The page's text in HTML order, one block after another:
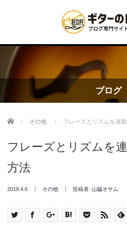
ブログ
Home その他 フレーズとリズムを連
フレーズとリズムを
方法
2018.4.6 その他 投稿者: 山脇オサム